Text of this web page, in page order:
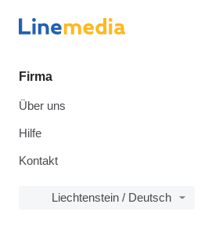
Firma
Über uns
Hilfe
Kontakt
Liechtenstein / Deutsch